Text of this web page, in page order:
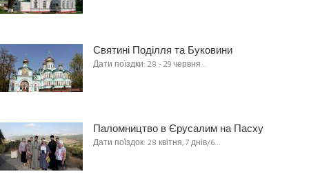
Святині Поділля та Буковини
Дати поїздки: 28 - 29 червня…
Паломництво в Єрусалим на Пасху
Дати поїздок: 28 квітня, 7 днів/6…